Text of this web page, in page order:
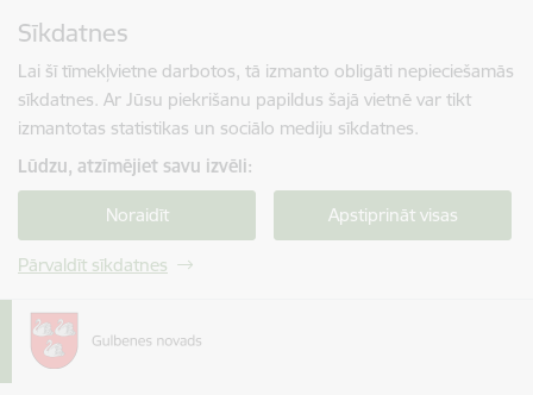
Sīkdatnes
Lai šī tīmekļvietne darbotos, tā izmanto obligāti nepieciešamās
sīkdatnes. Ar Jūsu piekrišanu papildus šajā vietnē var tikt
izmantotas statistikas un sociālo mediju sīkdatnes.
Lūdzu, atzīmējiet savu izvēli:
Noraidīt Apstiprināt visas
Pārvaldīt sīkdatnes